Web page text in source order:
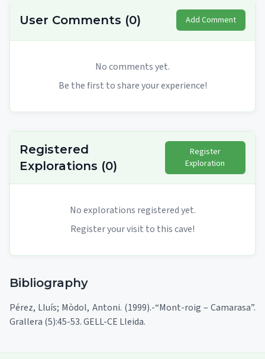
User Comments (0) Add Comment
No comments yet.
Be the first to share your experience!
Registered
Explorations (0)
Register
Exploration
No explorations registered yet.
Register your visit to this cave!
Bibliography
Pérez, Lluís; Mòdol, Antoni. (1999).-“Mont-roig – Camarasa”.
Grallera (5):45-53. GELL-CE Lleida.